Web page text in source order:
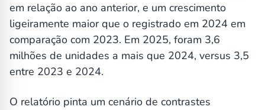
em relação ao ano anterior, e um crescimento
ligeiramente maior que o registrado em 2024 em
comparação com 2023. Em 2025, foram 3,6
milhões de unidades a mais que 2024, versus 3,5
entre 2023 e 2024.
O relatório pinta um cenário de contrastes